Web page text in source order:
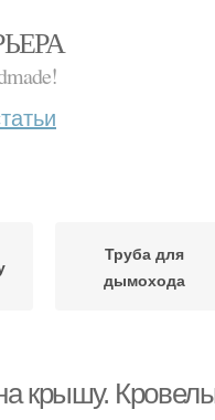
Труба для
дымохода
крышу.